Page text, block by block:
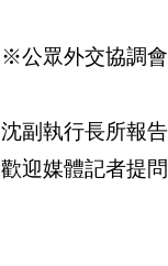
※公眾外交協調會
沈副執行長所報
歡迎媒體記者提問